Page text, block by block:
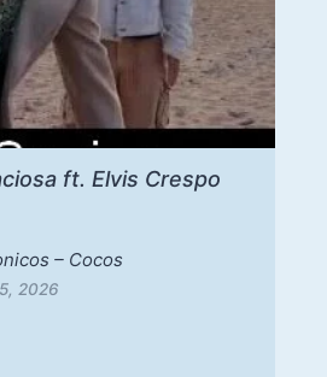
ft. Elvis Crespo
– Cocos
2026